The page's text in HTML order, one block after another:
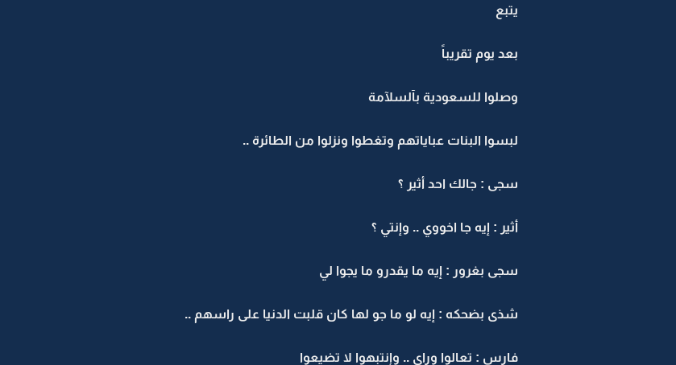
يتبع
بعد يوم تقريباً
وصلوا للسعودية بآلسلآمة
لبسوا البنات عباياتهم وتغطوا ونزلوا من الطائرة ..
سجى : جالك احد أثير ؟
أثير : إيه جا اخووي .. وإنتي ؟
سجى بغرور : إيه ما يقدرو ما يجوا لي
شذى بضحكه : إيه لو ما جو لها كان قلبت الدنيا على راسهم ..
فارس : تعالوا وراي .. وإنتبهوا لا تضيعوا